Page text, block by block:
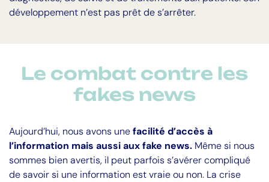
développement n’est pas prêt de s’arrêter.
Le combat contre les
fakes news
Aujourd’hui, nous avons unefacilité d’accès à
l’information mais aussi aux fake news. Même si nous
sommes bien avertis, il peut parfois s’avérer compliqué
de savoir si une information est vraie ou non. La crise